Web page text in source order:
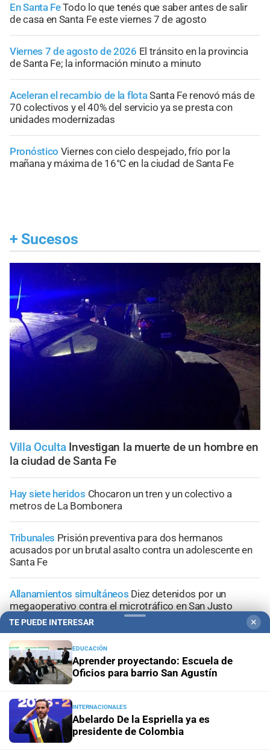
En Santa FeTodo lo que tenés que saber antes de salir
de casa en Santa Fe este viernes 7 de agosto
Viernes 7 de agosto de 2026 El tránsito en la provincia
de Santa Fe; la información minuto a minuto
Aceleran el recambio de la flotaSanta Fe renovó más de
70 colectivos y el 40% del servicio ya se presta con
unidades modernizadas
Pronóstico Viernes con cielo despejado, frío por la
mañana y máxima de 16°C en la ciudad de Santa Fe
+ Sucesos
Villa Oculta Investigan la muerte de un hombre en
la ciudad de Santa Fe
Hay siete heridos Chocaron un tren y un colectivo a
metros de La Bombonera
Tribunales Prisión preventiva para dos hermanos
acusados por un brutal asalto contra un adolescente en
Santa Fe
Allanamientos simultáneos Diez detenidos por un
megaoperativo contra el microtráfico en San Justo
Conflicto judicial
amenazas contra un médico, un abogado y un periodista
+Información General
TE PUEDE INTERESAR ✕
EDUCACIÓN
Aprender proyectando: Escuela de
Oficios para barrio San Agustín
INTERNACIONALES
Abelardo De la Espriella ya es
presidente de Colombia